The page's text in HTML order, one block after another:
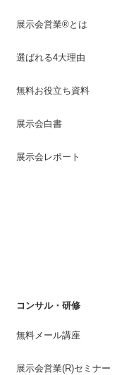
展示会営業®とは
選ばれる4大理由
無料お役立ち資料
展示会白書
展示会レポート
コンサル・研修
無料メール講座
展示会営業(R)セミナー